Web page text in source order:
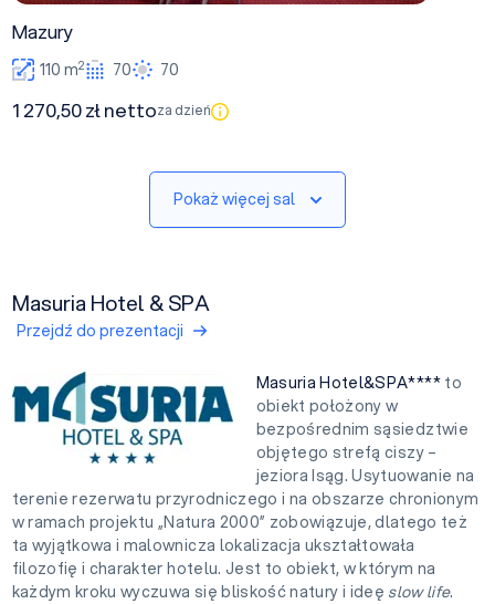
Mazury
110 m2 70 70
1 270,50 zł nettoza dzień
Pokaż więcej sal
Masuria Hotel & SPA
Przejdź do prezentacji
Masuria Hotel&SPA****to
obiekt położony w
bezpośrednim sąsiedztwie
objętego strefą ciszy –
jeziora Isąg. Usytuowanie na
terenie rezerwatu przyrodniczego i na obszarze chronionym
w ramach projektu „Natura 2000” zobowiązuje, dlatego też
ta wyjątkowa i malownicza lokalizacja ukształtowała
filozofię i charakter hotelu. Jest to obiekt, w którym na
każdym kroku wyczuwa się bliskość natury i ideę slow life.